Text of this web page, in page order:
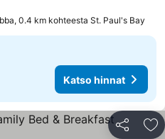
0.4 km kohteesta St. Paul's Bay
Katso hinnat
Jaa